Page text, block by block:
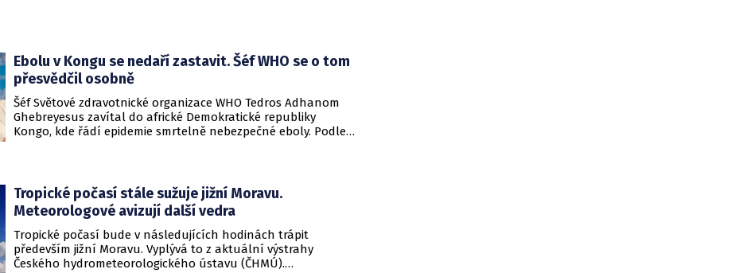
Ebolu v Kongu se nedaří zastavit. Šéf WHO se o tom
přesvědčil osobně
Šéf Světové zdravotnické organizace WHO Tedros Adhanom
Ghebreyesus zavítal do africké Demokratické republiky
Kongo, kde řádí epidemie smrtelně nebezpečné eboly. Podle
Tropické počasí stále sužuje jižní Moravu.
Meteorologové avizují další vedra
Tropické počasí bude v následujících hodinách trápit
především jižní Moravu. Vyplývá to z aktuální výstrahy
Českého hydrometeorologického ústavu (ČHMÚ).